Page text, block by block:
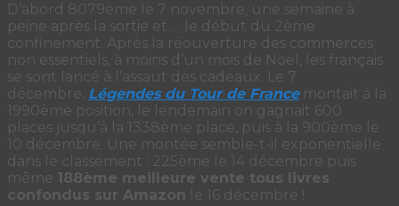
D’abord 8079ème le 7 novembre, une semaine à
peine après la sortie et … le début du 2ème
confinement. Après la réouverture des commerces
non essentiels, à moins d’un mois de Noël, les français
se sont lancé à l’assaut des cadeaux. Le 7
décembre, Légendes du Tour de Francemontait à la
1990ème position, le lendemain on gagnait 600
places jusqu’à la 1338ème place, puis à la 900ème le
10 décembre. Une montée semble-t-il exponentielle
dans le classement : 225ème le 14 décembre puis
même 188ème meilleure vente tous livres
confondus sur Amazon le 16 décembre !